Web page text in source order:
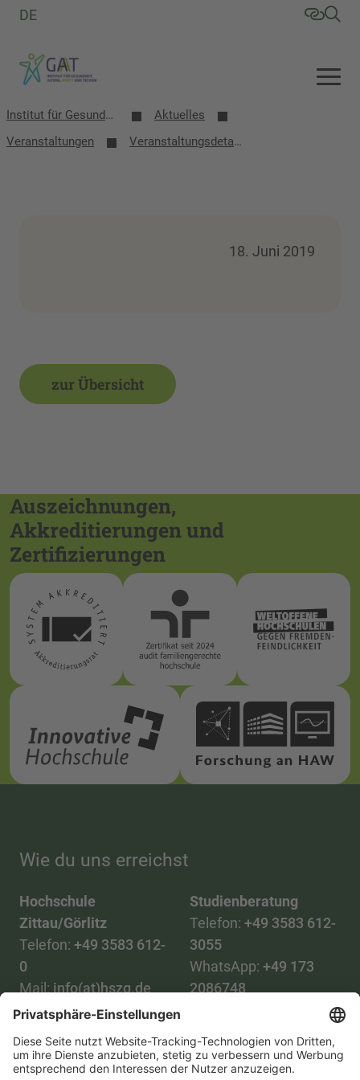
DE
Institut für Gesundheit, Altern, Arbeit und Technik (GAT)
Aktuelles
Veranstaltungen
Veranstaltungsdetails
18. Juni 2019
zur Übersicht
Auszeichnungen,
Akkreditierungen und
Zertifizierungen
Wie du uns erreichst
Hochschule
Zittau/Görlitz
Telefon: +49 3583 612-
0
Mail: info(at)hszg.de
Studienberatung
Telefon: +49 3583 612-
3055
WhatsApp: +49 173
2086748